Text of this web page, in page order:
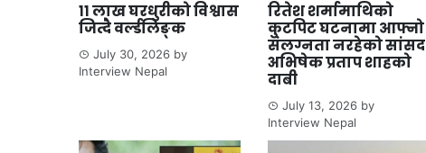
११ लाख घरधुरीको विश्वास
जित्दै वर्ल्डलिङ्क
July 30, 2026 by
Interview Nepal
रितेश शर्मामाथिको
कुटपिट घटनामा आफ्नो
संलग्नता नरहेको सांसद
अभिषेक प्रताप शाहको
दाबी
July 13, 2026 by
Interview Nepal